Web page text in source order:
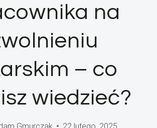
na
– co
wiedzieć?
Gmurczak 22 lutego, 2025